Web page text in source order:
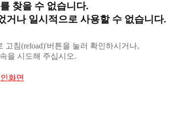
찾을 수 없습니다.
거나 일시적으로 사용할 수 없습니다.
침(reload)'버튼을 눌러 확인하시거나,
을 시도해 주십시오.
화면